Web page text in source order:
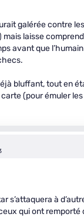
galérée contre
mais laisse
avant que
bluffant, tout en
(pour émuler
s’attaquera à
qui ont remporté